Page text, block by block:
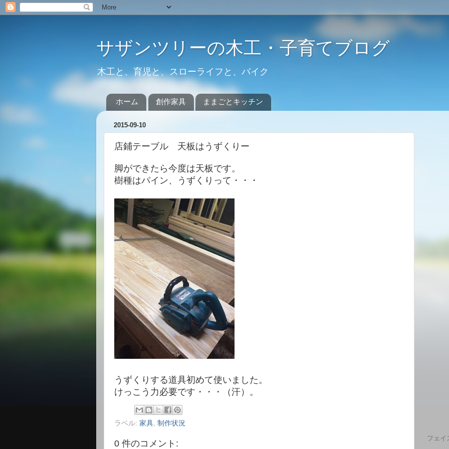
サザンツリーの木工・子育てブログ
木工と、育児と、スローライフと、バイク
ホーム 創作家具 ままごとキッチン
2015-09-10
店鋪テーブル 天板はうずくりー
脚ができたら今度は天板です。
樹種はパイン、うずくりって・・・
うずくりする道具初めて使いました。
けっこう力必要です・・・（汗）。
ラベル: 家具 制作状況
0 件のコメント:
フェイ